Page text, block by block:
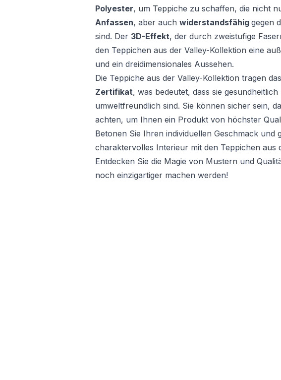
Polyester, um Teppiche zu schaffen, die nicht
Anfassen, aber auch widerstandsfähig gegen
sind. Der 3D-Effekt, der durch zweistufige
den Teppichen aus der Valley-Kollektion eine
und ein dreidimensionales Aussehen.
Die Teppiche aus der Valley-Kollektion tragen das
Zertifikat, was bedeutet, dass sie
umweltfreundlich sind. Sie können sicher sein,
achten, um Ihnen ein Produkt von höchster
Betonen Sie Ihren individuellen Geschmack und
charaktervolles Interieur mit den Teppichen aus
Entdecken Sie die Magie von Mustern und
noch einzigartiger machen werden!